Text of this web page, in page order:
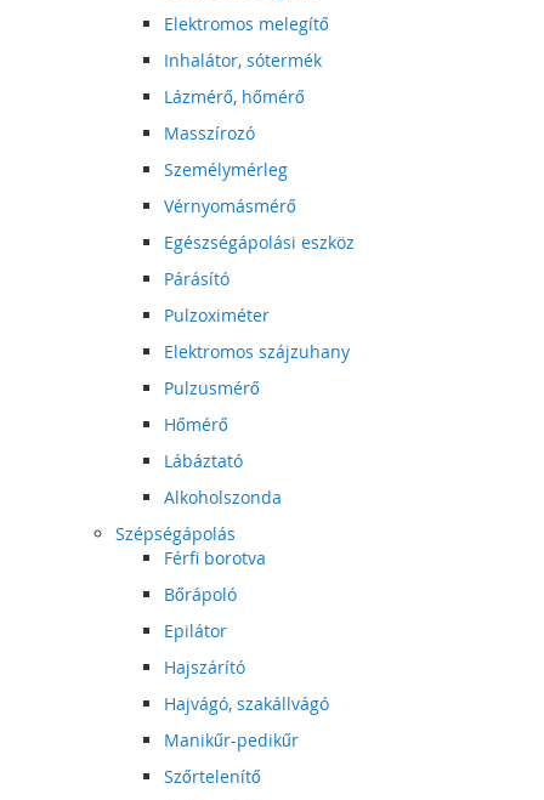
Elektromos melegítő
Inhalátor, sótermék
Lázmérő, hőmérő
Masszírozó
Személymérleg
Vérnyomásmérő
Egészségápolási eszköz
Párásító
Pulzoximéter
Elektromos szájzuhany
Pulzusmérő
Hőmérő
Lábáztató
Alkoholszonda
Szépségápolás
Férfi borotva
Bőrápoló
Epilátor
Hajszárító
Hajvágó, szakállvágó
Manikűr-pedikűr
Szőrtelenítő